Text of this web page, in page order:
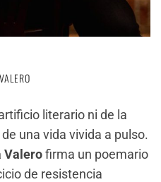
literario ni de la
una vida vivida a pulso.
Valerofirma un poemario
de resistencia